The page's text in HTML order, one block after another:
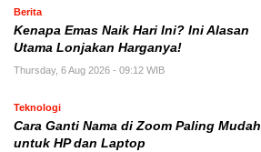
Berita
Kenapa Emas Naik Hari Ini? Ini Alasan
Utama Lonjakan Harganya!
Thursday, 6 Aug 2026 - 09:12 WIB
Teknologi
Cara Ganti Nama di Zoom Paling Mudah
untuk HP dan Laptop